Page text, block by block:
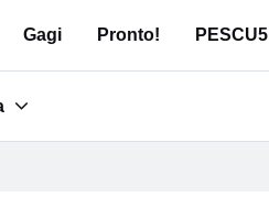
Gagi Pronto! PESCU5
"Area media"